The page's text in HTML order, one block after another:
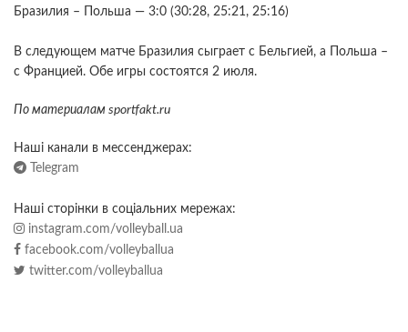
Бразилия – Польша — 3:0 (30:28, 25:21, 25:16)
В следующем матче Бразилия сыграет с Бельгией, а Польша –
с Францией. Обе игры состоятся 2 июля.
По материалам sportfakt.ru
Наші канали в мессенджерах:
Telegram
Наші сторінки в соціальних мережах:
instagram.com/volleyball.ua
facebook.com/volleyballua
twitter.com/volleyballua